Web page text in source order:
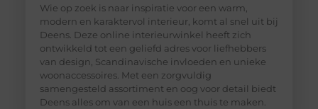
Wie op zoek is naar inspiratie voor een warm,
modern en karaktervol interieur, komt al snel uit bij
Deens. Deze online interieurwinkel heeft zich
ontwikkeld tot een geliefd adres voor liefhebbers
van design, Scandinavische invloeden en unieke
woonaccessoires. Met een zorgvuldig
samengesteld assortiment en oog voor detail biedt
Deens alles om van een huis een thuis te maken.